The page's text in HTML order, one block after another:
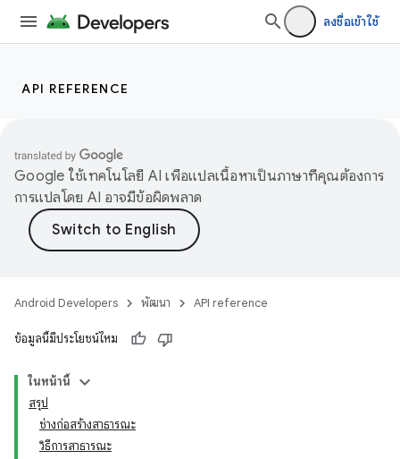
ลงชื่อเข้าใช้
API REFERENCE
Google ใช้เทคโนโลยี AI เพื่อแปลเนื้อหาเป็นภาษาที่คุณต้องการ
การแปลโดย AI อาจมีข้อผิดพลาด
Android Developers พัฒนา API reference
ข้อมูลนี้มีประโยชน์ไหม
ในหน้านี้
สรุป
ช่างก่อสร้างสาธารณะ
วิธีการสาธารณะ